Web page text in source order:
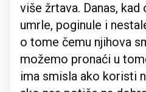
više žrtava. Danas,
umrle, poginule i
o tome čemu njihova
možemo pronaći u
ima smisla ako koristi